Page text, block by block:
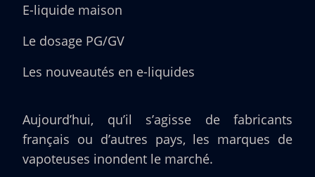
E-liquide maison
Le dosage PG/GV
Les nouveautés en e-liquides
Aujourd’hui, qu’il s’agisse de fabricants
français ou d’autres pays, les marques de
vapoteuses inondent le marché.